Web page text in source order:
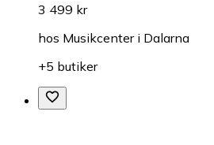
3 499 kr
hos Musikcenter i Dalarna
+5 butiker